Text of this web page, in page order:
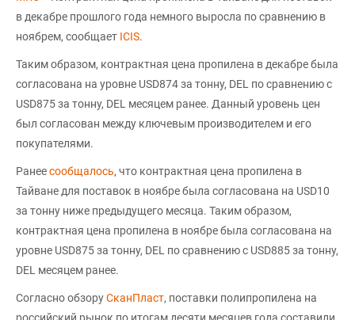
в декабре прошлого года немного выросла по сравнению в
ноябрем, сообщает ICIS.
Таким образом, контрактная цена пропилена в декабре была
согласована на уровне USD874 за тонну, DEL по сравнению с
USD875 за тонну, DEL месяцем ранее. Данный уровень цен
был согласован между ключевым производителем и его
покупателями.
Ранеесообщалось, что контрактная цена пропилена в
Тайване для поставок в ноябре была согласована на USD10
за тонну ниже предыдущего месяца. Таким образом,
контрактная цена пропилена в ноябре была согласована на
уровне USD875 за тонну, DEL по сравнению с USD885 за тонну,
DEL месяцем ранее.
Согласно обзоруСканПласт, поставки полипропилена на